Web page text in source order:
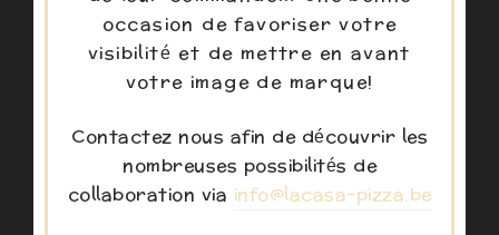
occasion de favoriser votre
visibilité et de mettre en avant
votre image de marque!
Contactez nous afin de découvrir les
nombreuses possibilités de
collaboration via info@lacasa-pizza.be